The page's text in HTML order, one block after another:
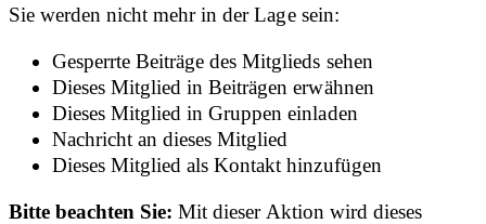
Sie werden nicht mehr in der Lage sein:
Gesperrte Beiträge des Mitglieds sehen
Dieses Mitglied in Beiträgen erwähnen
Dieses Mitglied in Gruppen einladen
Nachricht an dieses Mitglied
Dieses Mitglied als Kontakt hinzufügen
Bitte beachten Sie:Mit dieser Aktion wird dieses